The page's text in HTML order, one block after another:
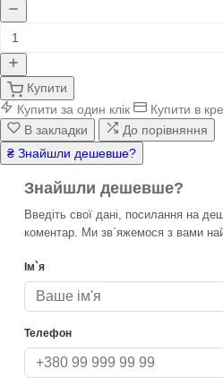
Купити
Купити за один клік
Купити в
В закладки
До порівняння
₴ Знайшли дешевше?
Знайшли дешевше?
Введіть свої дані, посилання на
коментар. Ми зв`яжемося з вами
Ім`я
Телефон